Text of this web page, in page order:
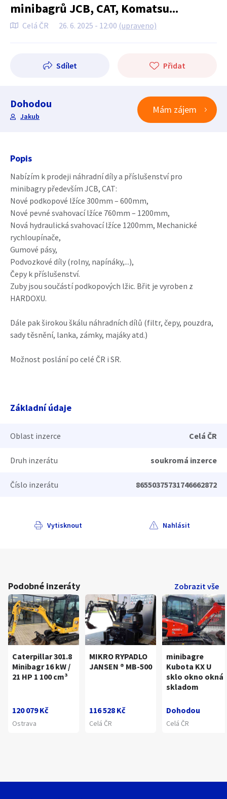
minibagrů JCB, CAT, Komatsu...
Celá ČR 26. 6. 2025 - 12:00 (upraveno)
Sdílet Přidat
Dohodou
Jakub
Mám zájem
Popis
Nabízím k prodeji náhradní díly a příslušenství pro
minibagry především JCB, CAT:
Nové podkopové lžíce 300mm – 600mm,
Nové pevné svahovací lžíce 760mm – 1200mm,
Nová hydraulická svahovací lžíce 1200mm, Mechanické
rychloupínače,
Gumové pásy,
Podvozkové díly (rolny, napínáky,...),
Čepy k příslušenství.
Zuby jsou součástí podkopových lžic. Břit je vyroben z
HARDOXU.
Dále pak širokou škálu náhradních dílů (filtr, čepy, pouzdra,
sady těsnění, lanka, zámky, majáky atd.)
Možnost poslání po celé ČR i SR.
Základní údaje
Oblast inzerce Celá ČR
Druh inzerátu soukromá inzerce
Číslo inzerátu 86550375731746662872
Vytisknout Nahlásit
Podobné inzeráty Zobrazit vše
Caterpillar 301.8
Minibagr 16 kW /
21 HP 1 100 cm³
120 079 Kč
Ostrava
MIKRO RYPADLO
JANSEN ® MB-500
116 528 Kč
Celá ČR
minibagre
Kubota KX U
sklo okno okná
skladom
Dohodou
Celá ČR